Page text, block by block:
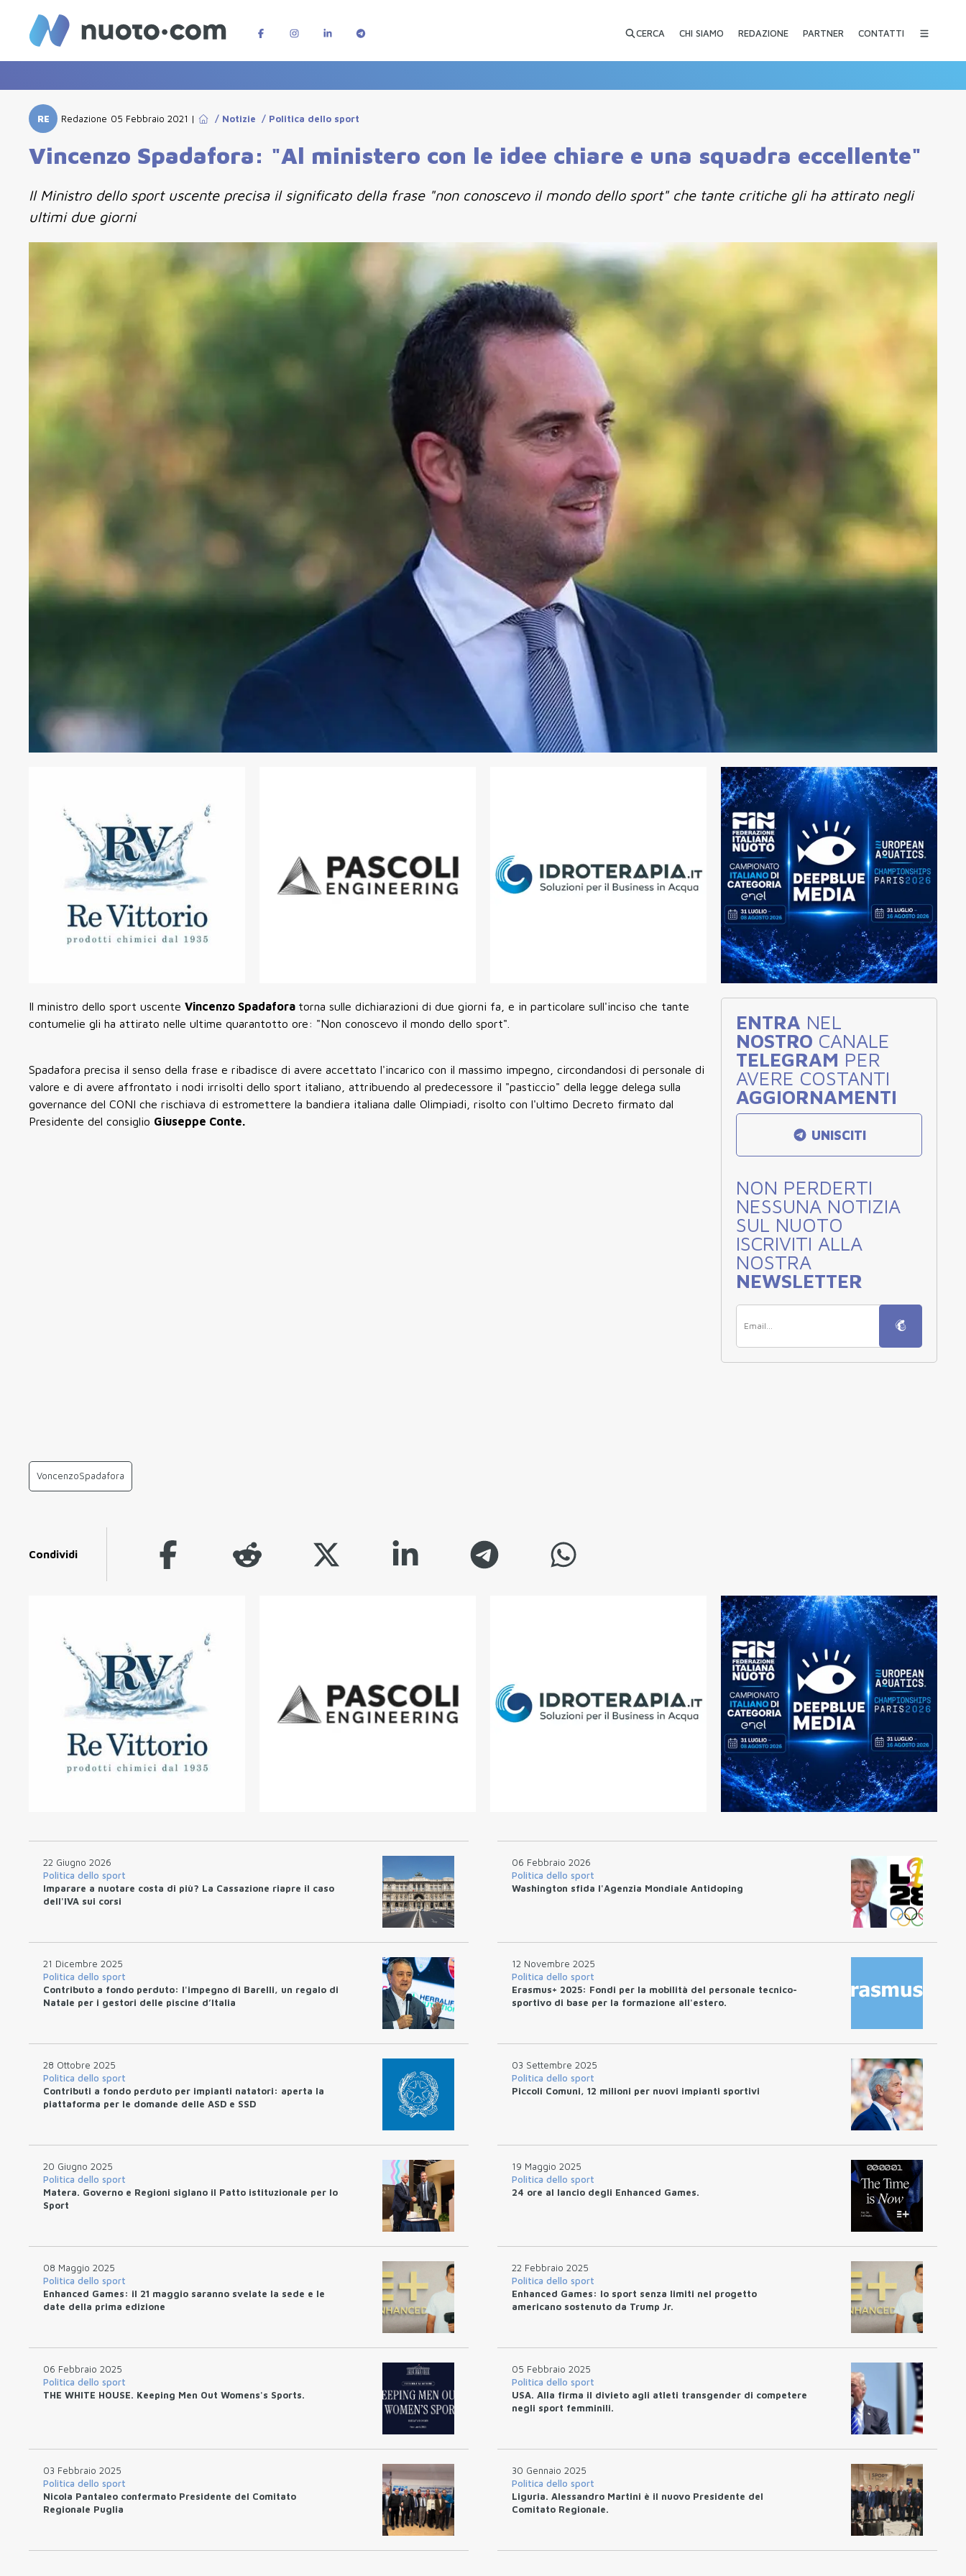
CERCA CHI SIAMO REDAZIONE PARTNER CONTATTI
RE Redazione 05 Febbraio 2021 | / Notizie / Politica dello sport
Vincenzo Spadafora: "Al ministero con le idee chiare e una squadra eccellente"
Il Ministro dello sport uscente precisa il significato della frase "non conoscevo il mondo dello sport" che tante critiche gli ha attirato negli
ultimi due giorni
Il ministro dello sport uscente Vincenzo Spadafora torna sulle dichiarazioni di due giorni fa, e in particolare sull'inciso che tante
contumelie gli ha attirato nelle ultime quarantotto ore: "Non conoscevo il mondo dello sport".
Spadafora precisa il senso della frase e ribadisce di avere accettato l'incarico con il massimo impegno, circondandosi di personale di
valore e di avere affrontato i nodi irrisolti dello sport italiano, attribuendo al predecessore il "pasticcio" della legge delega sulla
governance del CONI che rischiava di estromettere la bandiera italiana dalle Olimpiadi, risolto con l'ultimo Decreto firmato dal
Presidente del consiglio Giuseppe Conte.
ENTRA NEL
NOSTRO CANALE
TELEGRAM PER
AVERE COSTANTI
AGGIORNAMENTI
UNISCITI
NON PERDERTI
NESSUNA NOTIZIA
SUL NUOTO
ISCRIVITI ALLA
NOSTRA
NEWSLETTER
VoncenzoSpadafora
Condividi
22 Giugno 2026
Politica dello sport
Imparare a nuotare costa di più? La Cassazione riapre il caso
dell'IVA sui corsi
06 Febbraio 2026
Politica dello sport
Washington sfida l'Agenzia Mondiale Antidoping
21 Dicembre 2025
Politica dello sport
Contributo a fondo perduto: l'impegno di Barelli, un regalo di
Natale per i gestori delle piscine d’Italia
12 Novembre 2025
Politica dello sport
Erasmus+ 2025: Fondi per la mobilità del personale tecnico-
sportivo di base per la formazione all'estero.
28 Ottobre 2025
Politica dello sport
Contributi a fondo perduto per impianti natatori: aperta la
piattaforma per le domande delle ASD e SSD
03 Settembre 2025
Politica dello sport
Piccoli Comuni, 12 milioni per nuovi impianti sportivi
20 Giugno 2025
Politica dello sport
Matera. Governo e Regioni siglano il Patto istituzionale per lo
Sport
19 Maggio 2025
Politica dello sport
24 ore al lancio degli Enhanced Games.
08 Maggio 2025
Politica dello sport
Enhanced Games: il 21 maggio saranno svelate la sede e le
date della prima edizione
22 Febbraio 2025
Politica dello sport
Enhanced Games: lo sport senza limiti nel progetto
americano sostenuto da Trump Jr.
06 Febbraio 2025
Politica dello sport
THE WHITE HOUSE. Keeping Men Out Womens's Sports.
05 Febbraio 2025
Politica dello sport
USA. Alla firma il divieto agli atleti transgender di competere
negli sport femminili.
03 Febbraio 2025
Politica dello sport
Nicola Pantaleo confermato Presidente del Comitato
Regionale Puglia
30 Gennaio 2025
Politica dello sport
Liguria. Alessandro Martini è il nuovo Presidente del
Comitato Regionale.